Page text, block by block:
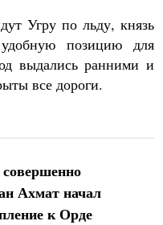
Угру по льду, князь
позицию для
выдались ранними и
все дороги.
Ахмат начал
к Орде